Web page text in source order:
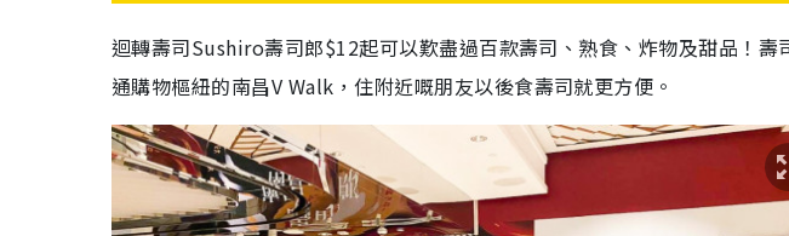
迴轉壽司Sushiro壽司郎$12起可以歎盡過百款壽司、熟食、炸物及甜品！
通購物樞紐的南昌V Walk，住附近嘅朋友以後食壽司就更方便。